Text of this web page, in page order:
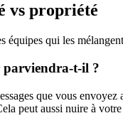
vs propriété
qui les
parviendra-t-il ?
que vous
peut aussi nuire à